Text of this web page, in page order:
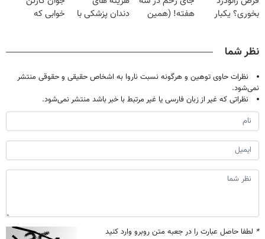
بخوری؟ یکبار
هفته! (همین
دندان پزشکی با
خوابی که
نظر شما
نظرات حاوی توهین و هرگونه نسبت ناروا به اشخاص حقیقی و حقوقی منتشر
نمی‌شود.
نظراتی که غیر از زبان فارسی یا غیر مرتبط با خبر باشد منتشر نمی‌شود.
* لطفا حاصل عبارت را در جعبه متن روبرو وارد کنید